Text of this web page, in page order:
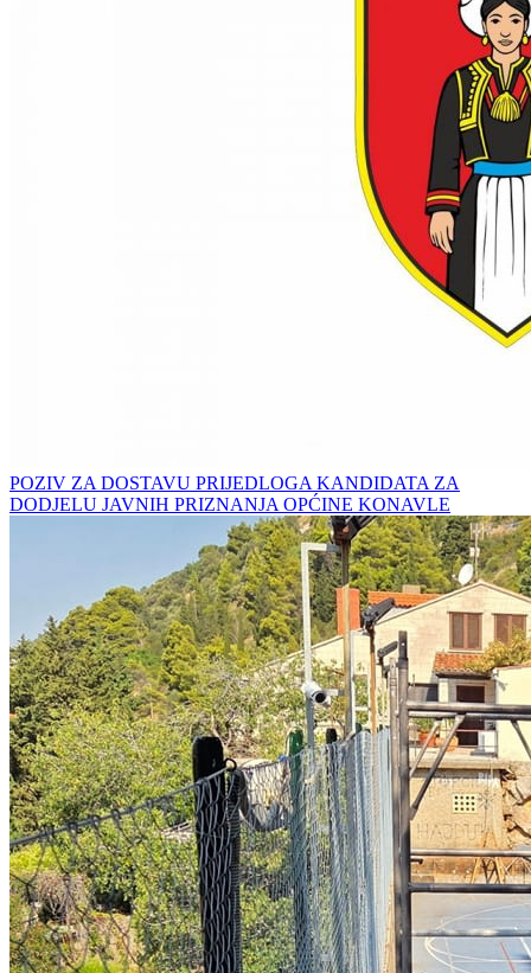
POZIV ZA DOSTAVU PRIJEDLOGA KANDIDATA ZA
DODJELU JAVNIH PRIZNANJA OPĆINE KONAVLE